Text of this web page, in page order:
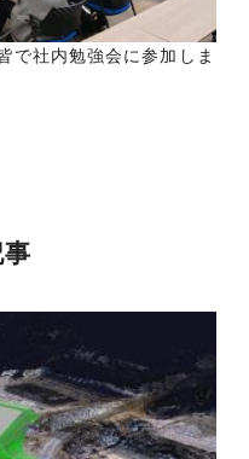
で社内勉強会に参加しま